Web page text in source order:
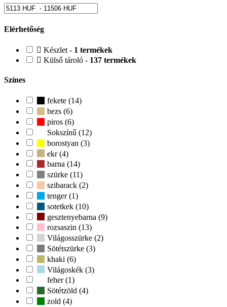
Elérhetőség
Készlet - 1 termékek
Külső tároló - 137 termékek
Színes
fekete (14)
bezs (6)
piros (6)
Sokszínű (12)
borostyan (3)
ekr (4)
barna (14)
szürke (11)
szibarack (2)
tenger (1)
sotetkek (10)
gesztenyebarna (9)
rozsaszin (13)
Világosszürke (2)
Sötétszürke (3)
khaki (6)
Világoskék (3)
feher (1)
Sötétzöld (4)
zold (4)